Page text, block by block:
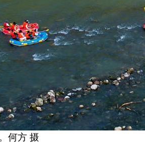
何方 摄